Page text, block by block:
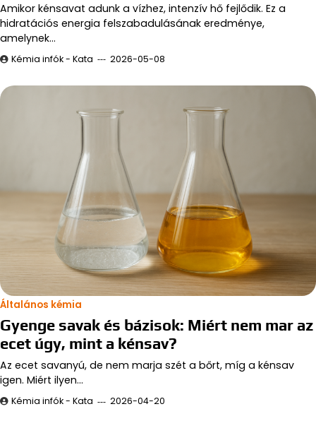
Amikor kénsavat adunk a vízhez, intenzív hő fejlődik. Ez a
hidratációs energia felszabadulásának eredménye,
amelynek…
Kémia infók - Kata 2026-05-08
Általános kémia
Gyenge savak és bázisok: Miért nem mar az
ecet úgy, mint a kénsav?
Az ecet savanyú, de nem marja szét a bőrt, míg a kénsav
igen. Miért ilyen…
Kémia infók - Kata 2026-04-20